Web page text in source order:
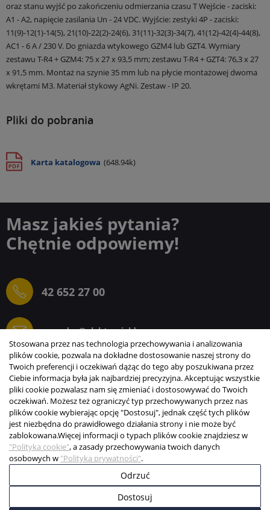
oraz stanu wyjść po zakończeniu odmierzania czasu TWejście - zaciski:
A1 - A2, napięcie zasilania Un - 24 VDC.Wyjście: zestyki 4P - zaciski:
11(9)-12(1)-14(5), 21(10)-22(2)-24(6), 31(11)-32(3)-34(7), 41(12)-42(4)-44(8),
AC1 - 6 A / 230 V. Do gniazda wtykowego GZM4 lub GZT4.Wymiary
zestawu T-R4 + GZM4: 75 x 27 x 93,5 mm; zestawu T-R4 + GZT4: 76,3 x 27
x 91,5 mm. Montaż na szynie 35 mm lub na płycie montażowej dwoma
wkrętami M3. Materiał stykowy AgNi.Zestaw - IP 20.
Pliki do pobrania
Karta katalogowa (648.94k)
Masz jakieś pytania?
Chętnie odpowiemy!
42 652 27 00
sprzedaz@elektrogielda.com
ELEKTROGIEŁDA SZ.ŻACZKIEWICZ; M.KARLIŃSKI
SP.J.
INFORMACJE
STREFA KLIENTA
Stosowana przez nas technologia przechowywania i analizowania
plików cookie, pozwala na dokładne dostosowanie naszej strony do
Twoich preferencji i oczekiwań dążąc do tego aby poszukiwana przez
Ciebie informacja była jak najbardziej precyzyjna. Akceptując wszystkie
pliki cookie pozwalasz nam się zmieniać i dostosowywać do Twoich
oczekiwań. Możesz też ograniczyć typ przechowywanych przez nas
plików cookie wybierając opcję "Dostosuj", jednak część tych plików
jest niezbędna do prawidłowego działania strony i nie może być
zablokowana.Więcej informacji o typach plików cookie znajdziesz w
"Polityka cookie", a zasady przechowywania twoich danych
osobowych w "Polityka prywatności".
Odrzuć
Dostosuj
Copyright © 2003-2026 Elektrogiełda s.j.
Projekt i realizacja:BigCom